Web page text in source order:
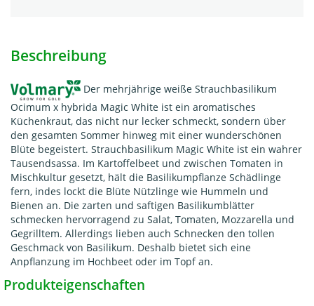
Beschreibung
Der mehrjährige weiße Strauchbasilikum
Ocimum x hybrida Magic White ist ein aromatisches
Küchenkraut, das nicht nur lecker schmeckt, sondern über
den gesamten Sommer hinweg mit einer wunderschönen
Blüte begeistert. Strauchbasilikum Magic White ist ein wahrer
Tausendsassa. Im Kartoffelbeet und zwischen Tomaten in
Mischkultur gesetzt, hält die Basilikumpflanze Schädlinge
fern, indes lockt die Blüte Nützlinge wie Hummeln und
Bienen an. Die zarten und saftigen Basilikumblätter
schmecken hervorragend zu Salat, Tomaten, Mozzarella und
Gegrilltem. Allerdings lieben auch Schnecken den tollen
Geschmack von Basilikum. Deshalb bietet sich eine
Anpflanzung im Hochbeet oder im Topf an.
Produkteigenschaften